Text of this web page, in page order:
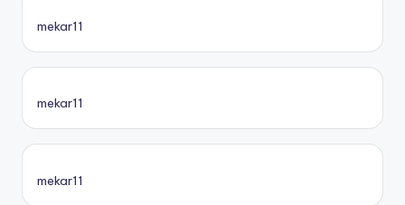
mekar11
mekar11
mekar11